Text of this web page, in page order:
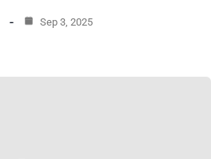
Sep 3, 2025